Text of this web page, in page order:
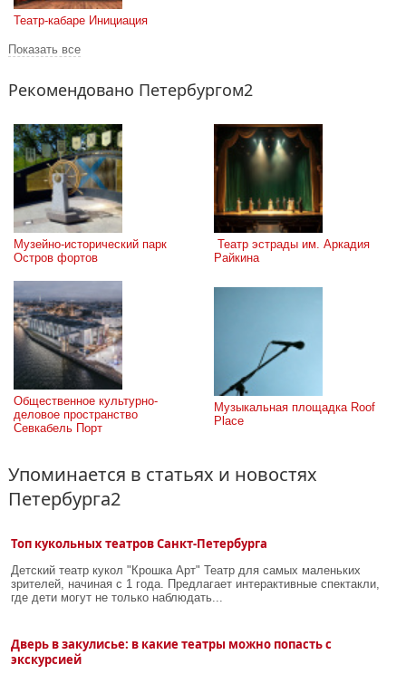
Театр-кабаре ‎Инициация
Показать все
Рекомендовано Петербургом2
Музейно-исторический парк
Остров фортов
Райкина
Общественное культурно-
деловое пространство
Севкабель Порт
Музыкальная площадка Roof
Place
Упоминается в статьях и новостях
Петербурга2
Топ кукольных театров Санкт-Петербурга
Детский театр кукол "Крошка Арт" Театр для самых маленьких
зрителей, начиная с 1 года. Предлагает интерактивные спектакли,
где дети могут не только наблюдать...
Дверь в закулисье: в какие театры можно попасть с
экскурсией